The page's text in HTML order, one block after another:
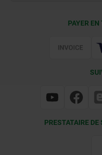
PAYER
PRESTATAIRE DE